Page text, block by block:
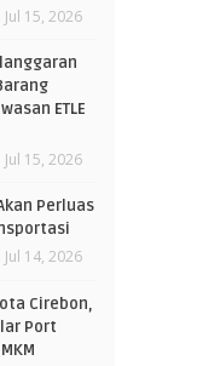
Jul 15, 2026
ETLE
Jul 15, 2026
Perluas
Jul 14, 2026
Cirebon,
Port